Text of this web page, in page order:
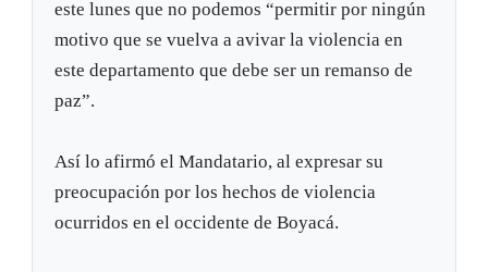
este lunes que no podemos “permitir por ningún
motivo que se vuelva a avivar la violencia en
este departamento que debe ser un remanso de
paz”.
Así lo afirmó el Mandatario, al expresar su
preocupación por los hechos de violencia
ocurridos en el occidente de Boyacá.